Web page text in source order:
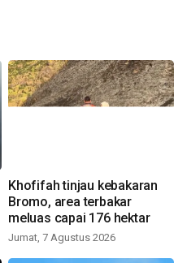
Khofifah tinjau kebakaran
Bromo, area terbakar
meluas capai 176 hektar
Jumat, 7 Agustus 2026